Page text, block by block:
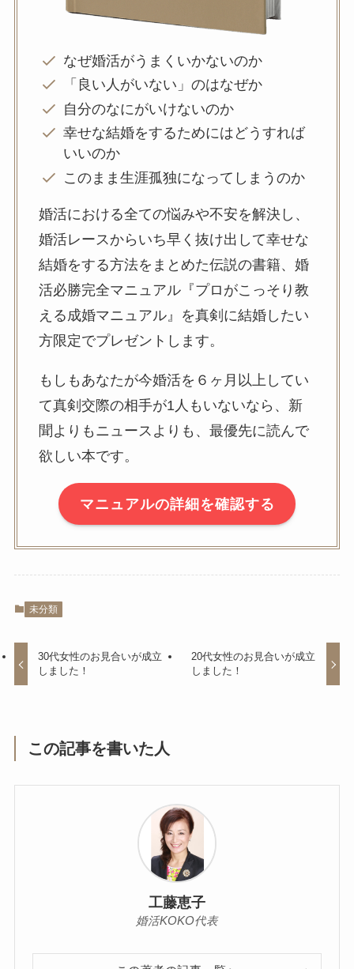
なぜ婚活がうまくいかないのか
「良い人がいない」のはなぜか
自分のなにがいけないのか
幸せな結婚をするためにはどうすれば
いいのか
このまま生涯孤独になってしまうのか
婚活における全ての悩みや不安を解決し、
婚活レースからいち早く抜け出して幸せな
結婚をする方法をまとめた伝説の書籍、婚
活必勝完全マニュアル『プロがこっそり教
える成婚マニュアル』を真剣に結婚したい
方限定でプレゼントします。
もしもあなたが今婚活を６ヶ月以上してい
て真剣交際の相手が1人もいないなら、新
聞よりもニュースよりも、最優先に読んで
欲しい本です。
マニュアルの詳細を確認する
未分類
30代女性のお見合いが成立
しました！
20代女性のお見合いが成立
しました！
この記事を書いた人
工藤恵子
婚活KOKO代表